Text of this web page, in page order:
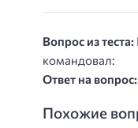
Вопрос из теста:
командовал:
Ответ на вопрос:
Похожие